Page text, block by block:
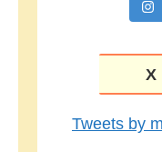
Tweets by